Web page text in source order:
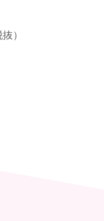
）